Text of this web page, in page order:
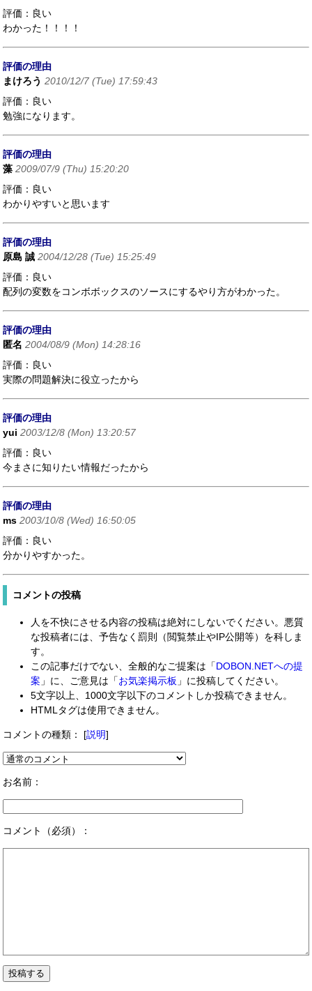
評価：良い
わかった！！！！
評価の理由
まけろう 2010/12/7 (Tue) 17:59:43
評価：良い
勉強になります。
評価の理由
藻 2009/07/9 (Thu) 15:20:20
評価：良い
わかりやすいと思います
評価の理由
原島 誠 2004/12/28 (Tue) 15:25:49
評価：良い
配列の変数をコンボボックスのソースにするやり方がわかった。
評価の理由
匿名 2004/08/9 (Mon) 14:28:16
評価：良い
実際の問題解決に役立ったから
評価の理由
yui 2003/12/8 (Mon) 13:20:57
評価：良い
今まさに知りたい情報だったから
評価の理由
ms 2003/10/8 (Wed) 16:50:05
評価：良い
分かりやすかった。
コメントの投稿
人を不快にさせる内容の投稿は絶対にしないでください。悪質
な投稿者には、予告なく罰則（閲覧禁止やIP公開等）を科しま
す。
この記事だけでない、全般的なご提案は「DOBON.NETへの提
案 」に、ご意見は「お気楽掲示板 」に投稿してください。
5文字以上、1000文字以下のコメントしか投稿できません。
HTMLタグは使用できません。
コメントの種類： [説明]
お名前：
コメント（必須）：